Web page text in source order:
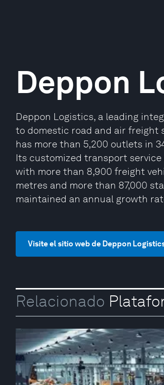
Deppon
Deppon Logistics, a leading
to domestic road and air freight
has more than 5,200 outlets in
Its customized transport
with more than 8,900 freight
metres and more than 87,000
maintained an annual growth
Visite el sitio web de Deppon
Relacionado